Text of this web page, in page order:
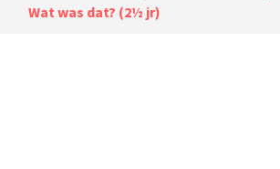
Wat was dat? (2½ jr)